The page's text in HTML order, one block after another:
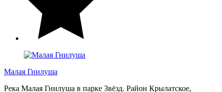
Малая Гнилуша
Река Малая Гнилуша в парке Звёзд. Район Крылатское,